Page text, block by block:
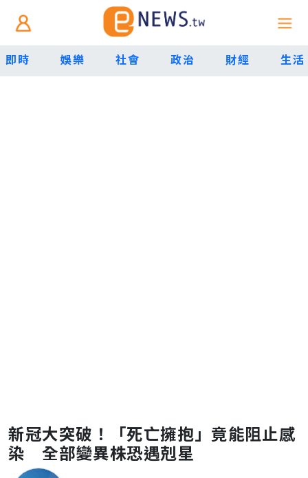
即時 娛樂 社會 政治 財經 生活
新冠大突破！「死亡擁抱」竟能阻止感
染 全部變異株恐遇剋星